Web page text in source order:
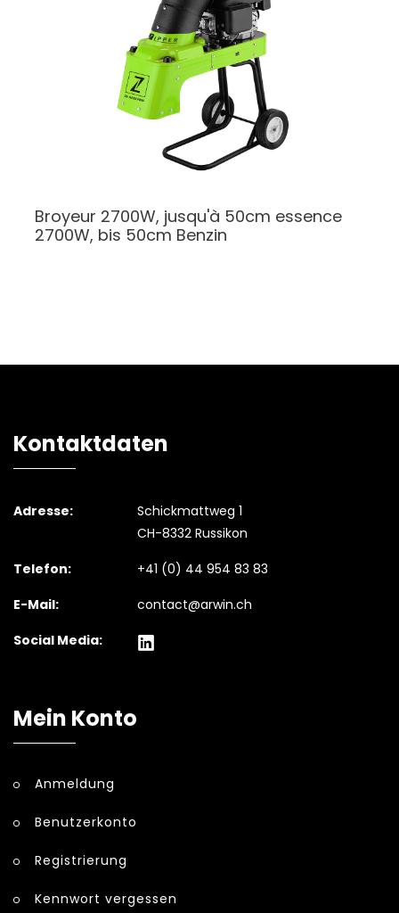
Broyeur 2700W, jusqu'à 50cm essence
2700W, bis 50cm Benzin
Kontaktdaten
Adresse:
Schickmattweg 1
CH-8332 Russikon
Telefon:
+41 (0) 44 954 83 83
E-Mail:
contact@arwin.ch
Social Media:
Mein Konto
Anmeldung
Benutzerkonto
Registrierung
Kennwort vergessen